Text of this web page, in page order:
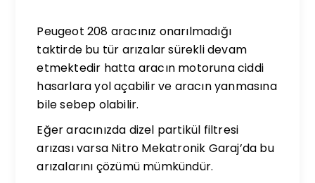
Peugeot 208 aracınız onarılmadığı
taktirde bu tür arızalar sürekli devam
etmektedir hatta aracın motoruna ciddi
hasarlara yol açabilir ve aracın yanmasına
bile sebep olabilir.
Eğer aracınızda dizel partikül filtresi
arızası varsa Nitro Mekatronik Garaj’da bu
arızalarını çözümü mümkündür.